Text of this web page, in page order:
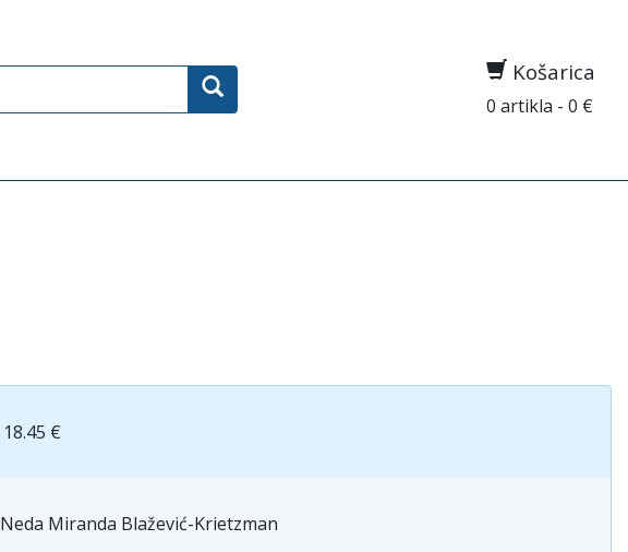
Košarica
0 artikla - 0 €
18.45 €
Neda Miranda Blažević-Krietzman